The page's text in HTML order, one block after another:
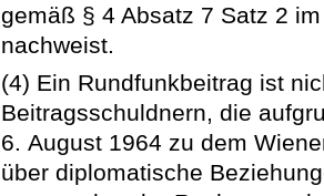
gemäß § 4 Absatz 7 Satz 2
nachweist.
(4) Ein Rundfunkbeitrag ist
Beitragsschuldnern, die
6. August 1964 zu dem
über diplomatische